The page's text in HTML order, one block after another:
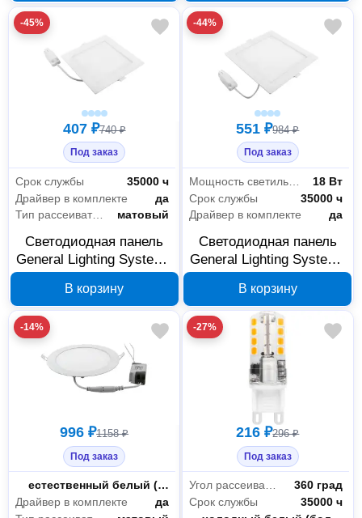
-45%
407 ₽740 ₽
Под заказ
Срок службы
35000 ч
Драйвер в комплекте
да
Тип рассеивателя
матовый
Светодиодная панель
General Lighting Systems
412283
В корзину
-44%
551 ₽984 ₽
Под заказ
Мощность светильника
18 Вт
Срок службы
35000 ч
Драйвер в комплекте
да
Светодиодная панель
General Lighting Systems
412284
В корзину
-14%
996 ₽1158 ₽
Под заказ
Цветность
естественный белый (3300-5000 К)
Драйвер в комплекте
да
-27%
216 ₽296 ₽
Под заказ
Угол рассеивания
360 град
Срок службы
35000 ч